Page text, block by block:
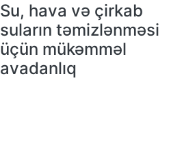
Su, hava və çirkab
suların təmizlənməsi
üçün mükəmməl
avadanlıq